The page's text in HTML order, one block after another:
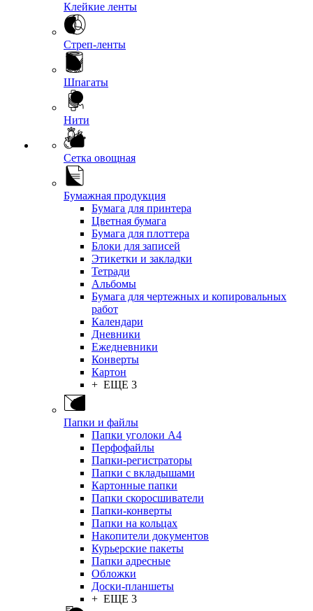
Клейкие ленты
Стреп-ленты
Шпагаты
Нити
Сетка овощная
Бумажная продукция
Бумага для принтера
Цветная бумага
Бумага для плоттера
Блоки для записей
Этикетки и закладки
Тетради
Альбомы
Бумага для чертежных и копировальных
работ
Календари
Дневники
Ежедневники
Конверты
Картон
+ ЕЩЕ 3
Папки и файлы
Папки уголоки А4
Перфофайлы
Папки-регистраторы
Папки с вкладышами
Картонные папки
Папки скоросшиватели
Папки-конверты
Папки на кольцах
Накопители документов
Курьерские пакеты
Папки адресные
Обложки
Доски-планшеты
+ ЕЩЕ 3